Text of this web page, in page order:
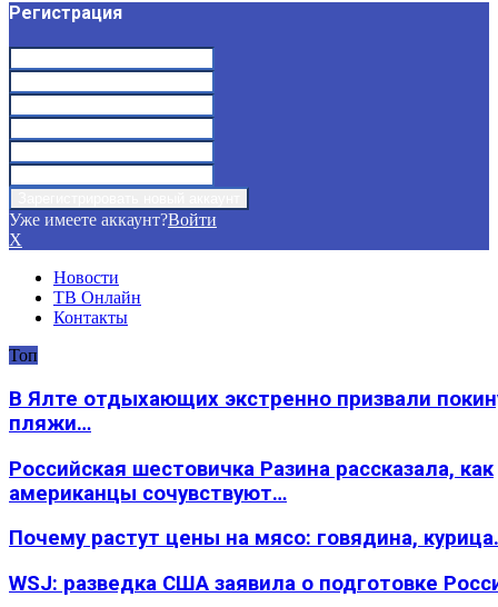
Регистрация
Уже имеете аккаунт?Войти
X
Новости
ТВ Онлайн
Контакты
Топ
В Ялте отдыхающих экстренно призвали
пляжи…
Российская шестовичка Разина рассказала, как
американцы сочувствуют…
Почему растут цены на мясо: говядина,
WSJ: разведка США заявила о подготовке